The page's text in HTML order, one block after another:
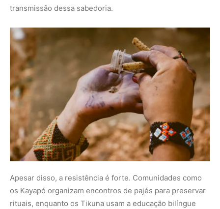
transmissão dessa sabedoria.
Apesar disso, a resistência é forte. Comunidades como
os Kayapó organizam encontros de pajés para preservar
rituais, enquanto os Tikuna usam a educação bilíngue